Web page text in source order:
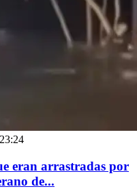
eran arrastradas por
de...